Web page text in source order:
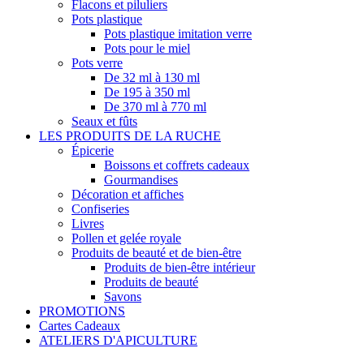
Flacons et piluliers
Pots plastique
Pots plastique imitation verre
Pots pour le miel
Pots verre
De 32 ml à 130 ml
De 195 à 350 ml
De 370 ml à 770 ml
Seaux et fûts
LES PRODUITS DE LA RUCHE
Épicerie
Boissons et coffrets cadeaux
Gourmandises
Décoration et affiches
Confiseries
Livres
Pollen et gelée royale
Produits de beauté et de bien-être
Produits de bien-être intérieur
Produits de beauté
Savons
PROMOTIONS
Cartes Cadeaux
ATELIERS D'APICULTURE